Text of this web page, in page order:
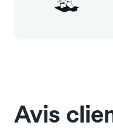
Avis